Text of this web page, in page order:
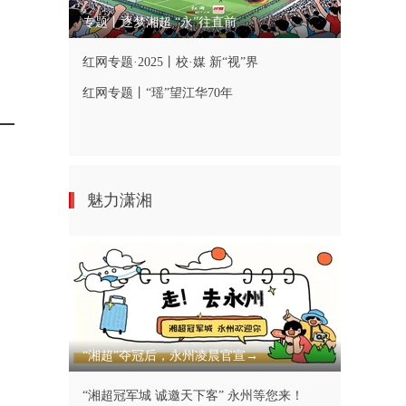
专题丨逐梦湘超 “永”往直前
红网专题·2025丨校·媒 新“视”界
红网专题丨“瑶”望江华70年
魅力潇湘
“湘超”夺冠后，永州凌晨官宣→
“湘超冠军城 诚邀天下客” 永州等您来！